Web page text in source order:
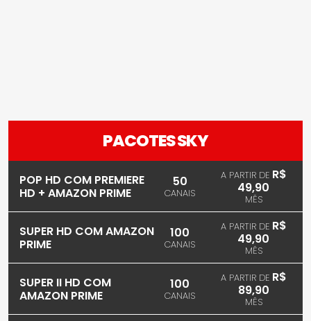
PACOTES SKY
POP HD COM PREMIERE
HD + AMAZON PRIME
50
CANAIS
A PARTIR DE R$
49,90
MÊS
SUPER HD COM AMAZON
PRIME
100
CANAIS
A PARTIR DE R$
49,90
MÊS
SUPER II HD COM
AMAZON PRIME
100
CANAIS
A PARTIR DE R$
89,90
MÊS